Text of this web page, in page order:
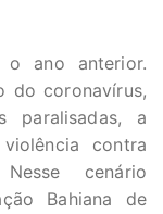
o ano anterior.
do coronavírus,
paralisadas, a
contra
cenário
Bahiana de